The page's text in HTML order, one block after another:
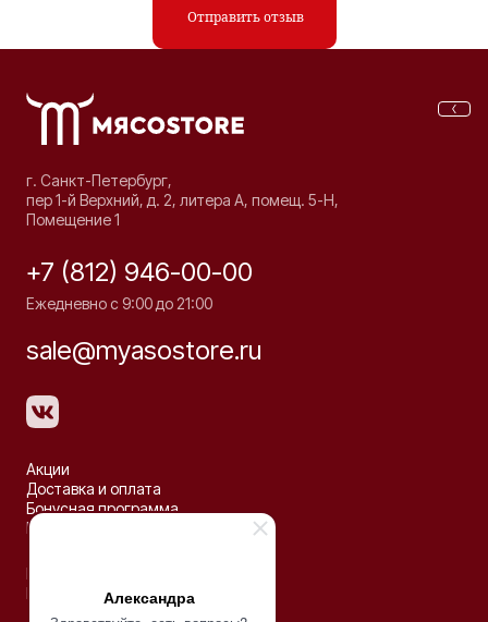
Александра
Отправить отзыв
г. Санкт-Петербург,
пер 1-й Верхний, д. 2, литера А, помещ. 5-Н,
Помещение 1
+7 (812) 946-00-00
Ежедневно с 9:00 до 21:00
sale@myasostore.ru
Акции
Доставка и оплата
Бонусная программа
Рецепты
Партнёрство
Контакты